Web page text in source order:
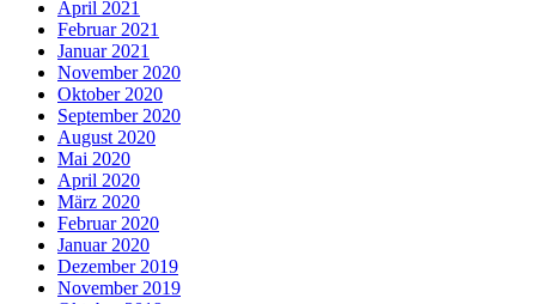
April 2021
Februar 2021
Januar 2021
November 2020
Oktober 2020
September 2020
August 2020
Mai 2020
April 2020
März 2020
Februar 2020
Januar 2020
Dezember 2019
November 2019